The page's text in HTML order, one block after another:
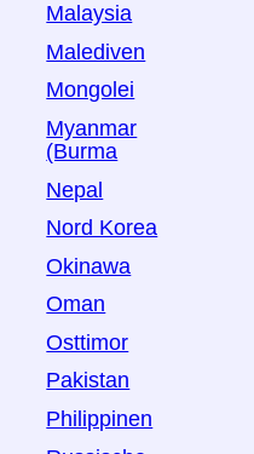
Malaysia
Malediven
Mongolei
Myanmar
(Burma
Nepal
Nord Korea
Okinawa
Oman
Osttimor
Pakistan
Philippinen